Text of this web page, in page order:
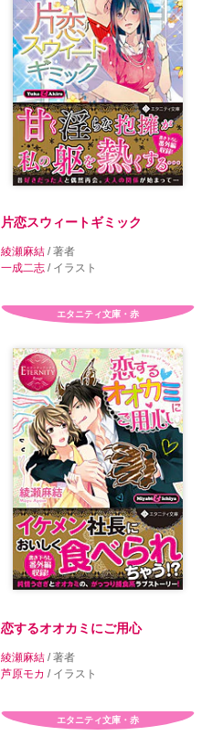
片恋スウィートギミック
綾瀬麻結 / 著者
一成二志 / イラスト
エタニティ文庫・赤
恋するオオカミにご用心
綾瀬麻結 / 著者
芦原モカ / イラスト
エタニティ文庫・赤